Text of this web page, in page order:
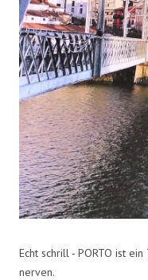
Echt schrill - PORTO ist
nerven.